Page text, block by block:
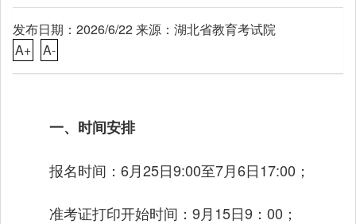
发布日期：2026/6/22 来源：湖北省教育考试院
A+
A-
一、时间安排
报名时间：6月25日9:00至7月6日17:00；
准考证打印开始时间：9月15日9：00；